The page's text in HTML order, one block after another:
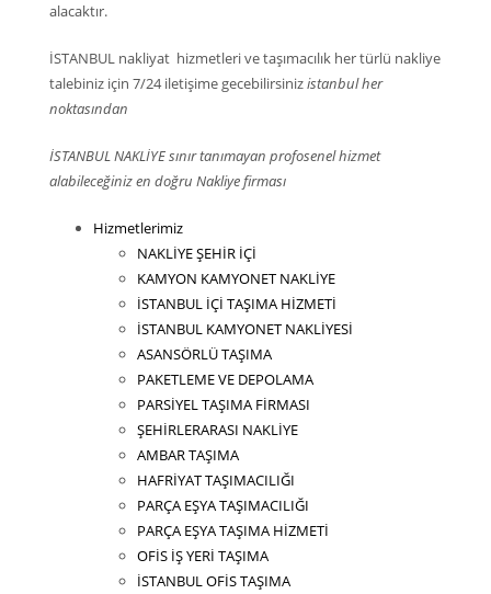
alacaktır.
İSTANBUL nakliyat hizmetleri ve taşımacılık her türlü nakliye
talebiniz için 7/24 iletişime gecebilirsinizistanbul her
noktasından
İSTANBUL NAKLİYE sınır tanımayan profosenel hizmet
alabileceğiniz en doğru Nakliye firması
Hizmetlerimiz
NAKLİYE ŞEHİR İÇİ
KAMYON KAMYONET NAKLİYE
İSTANBUL İÇİ TAŞIMA HİZMETİ
İSTANBUL KAMYONET NAKLİYESİ
ASANSÖRLÜ TAŞIMA
PAKETLEME VE DEPOLAMA
PARSİYEL TAŞIMA FİRMASI
ŞEHİRLERARASI NAKLİYE
AMBAR TAŞIMA
HAFRİYAT TAŞIMACILIĞI
PARÇA EŞYA TAŞIMACILIĞI
PARÇA EŞYA TAŞIMA HİZMETİ
OFİS İŞ YERİ TAŞIMA
İSTANBUL OFİS TAŞIMA